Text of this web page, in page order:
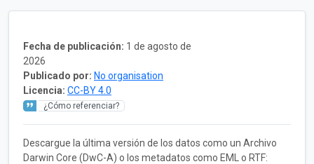
Fecha de publicación: 1 de agosto de
2026
Publicado por: No organisation
Licencia: CC-BY 4.0
¿Cómo referenciar?
Descargue la última versión de los datos como un Archivo
Darwin Core (DwC-A) o los metadatos como EML o RTF: